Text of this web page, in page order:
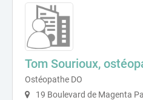
Tom Sourioux,
Ostéopathe DO
19 Boulevard de Magenta